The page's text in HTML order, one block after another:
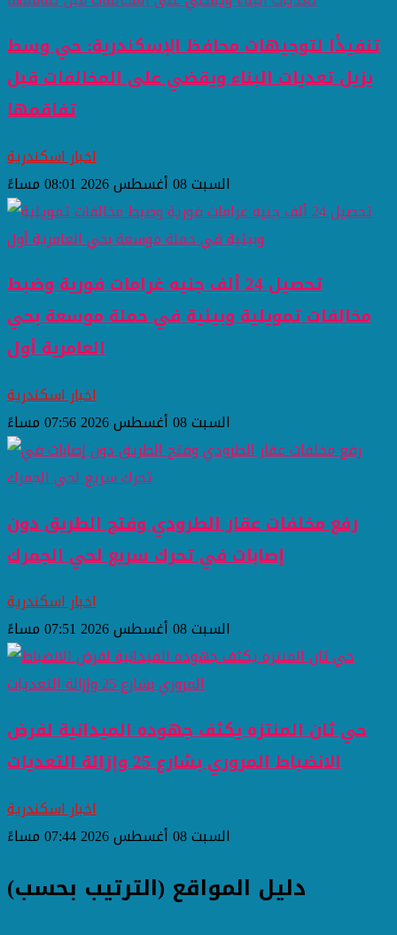
تنفيذًا لتوجيهات محافظ الإسكندرية: حي وسط
يزيل تعديات البناء ويقضي على المخالفات قبل
تفاقمها
اخبار اسكندرية
السبت 08 أغسطس 2026 08:01 مساءً
تحصيل 24 ألف جنيه غرامات فورية وضبط
مخالفات تمويلية وبيئية في حملة موسعة بحي
العامرية أول
اخبار اسكندرية
السبت 08 أغسطس 2026 07:56 مساءً
رفع مخلفات عقار الطرودي وفتح الطريق دون
إصابات في تحرك سريع لحي الجمرك
اخبار اسكندرية
السبت 08 أغسطس 2026 07:51 مساءً
حي ثان المنتزه يكثف جهوده الميدانية لفرض
الانضباط المروري بشارع 25 وإزالة التعديات
اخبار اسكندرية
السبت 08 أغسطس 2026 07:44 مساءً
دليل المواقع (الترتيب بحسب)